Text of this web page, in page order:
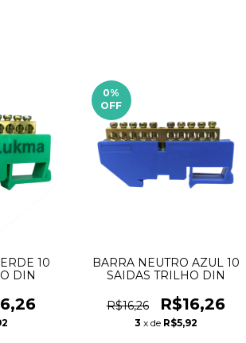
10
DIN
0%
OFF
BARRA NEUTRO AZUL 10
SAIDAS TRILHO DIN
R$16,26 R$16,26
3 x de R$5,92